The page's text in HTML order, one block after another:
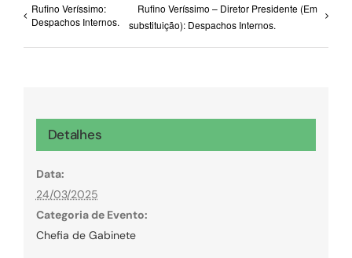
Rufino Veríssimo:
Despachos Internos.
Rufino Veríssimo – Diretor Presidente (Em
substituição): Despachos Internos.
Detalhes
Data:
24/03/2025
Categoria de Evento:
Chefia de Gabinete